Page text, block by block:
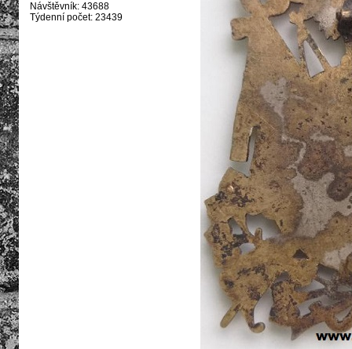
Návštěvník: 43688
Týdenní počet: 23439